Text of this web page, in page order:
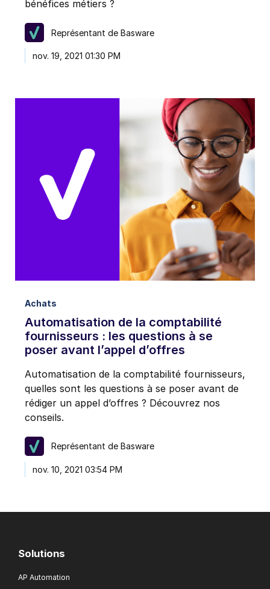
bénéfices métiers ?
Représentant de Basware
nov. 19, 2021 01:30 PM
Achats
Automatisation de la comptabilité
fournisseurs : les questions à se
poser avant l’appel d’offres
Automatisation de la comptabilité fournisseurs,
quelles sont les questions à se poser avant de
rédiger un appel d’offres ? Découvrez nos
conseils.
Représentant de Basware
nov. 10, 2021 03:54 PM
Solutions
AP Automation